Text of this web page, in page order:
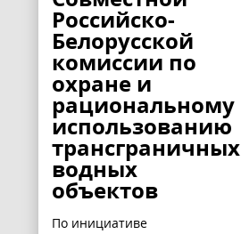
Российско-
Белорусской
комиссии по
охране и
рациональному
использованию
трансграничных
водных
объектов
По инициативе